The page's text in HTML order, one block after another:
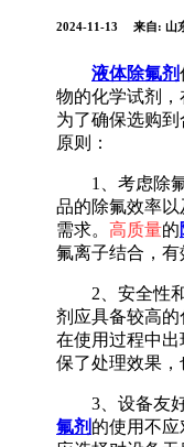
2024-11-13 来自: 山
液体除氟剂
物的化学试剂
为了确保选购到
原则：
1、考虑除氟
品的除氟效率
需求。 高质量的
氟离子结合，有
2、安全性和
剂应具备较高
在使用过程中
保了处理效果，
3、设备友好
氟剂 的使用不